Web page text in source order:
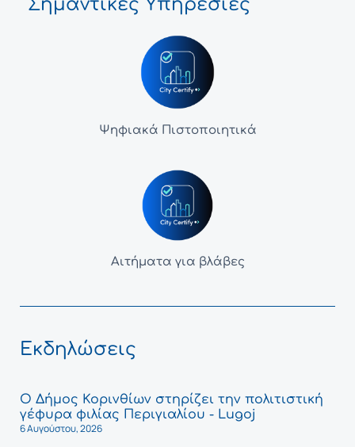
Σημαντικές Υπηρεσίες
Ψηφιακά Πιστοποιητικά
Αιτήματα για βλάβες
Εκδηλώσεις
Ο Δήμος Κορινθίων στηρίζει την πολιτιστική
γέφυρα φιλίας Περιγιαλίου - Lugoj
6 Αυγούστου, 2026